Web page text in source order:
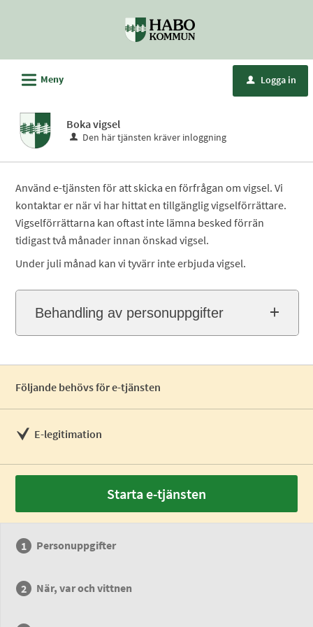
kommun
L Meny u Logga in
Boka vigsel
Den här tjänsten kräver inloggning
Använd e-tjänsten för att skicka en förfrågan om vigsel. Vi
kontaktar er när vi har hittat en tillgänglig vigselförrättare.
Vigselförrättarna kan oftast inte lämna besked förrän
tidigast två månader innan önskad vigsel.
Under juli månad kan vi tyvärr inte erbjuda vigsel.
Behandling av personuppgifter
Följande behövs för e-tjänsten
E-legitimation
Starta e-tjänsten
Personuppgifter
När, var och vittnen